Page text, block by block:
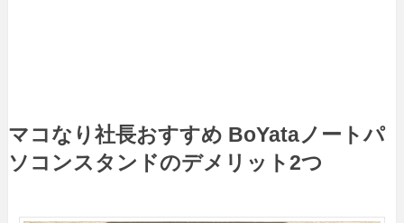
マコなり社長おすすめ BoYataノートパ
ソコンスタンドのデメリット2つ